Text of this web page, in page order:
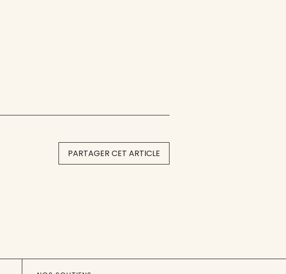
PARTAGER CET ARTICLE